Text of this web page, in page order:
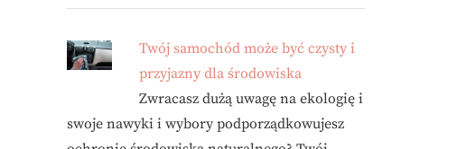
Twój samochód może być czysty i
przyjazny dla środowiska
Zwracasz dużą uwagę na ekologię i
swoje nawyki i wybory podporządkowujesz